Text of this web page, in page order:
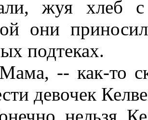
жуя хлеб
они
подтеках.
-- как-то
девочек